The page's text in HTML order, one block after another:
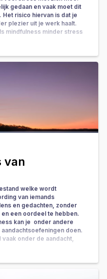
gedaan en vaak moet dit
risico hiervan is dat je
plezier uit je werk haalt.
mindfulness minder stress
van
welke wordt
van iemands
en gedachten, zonder
een oordeel te hebben.
kan je onder andere
doen.
onder de aandacht,